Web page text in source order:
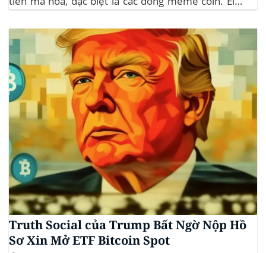
Government Efficiency) và chỉ trích dự luật “Big
Beautiful Bill” của Trump,...
Truth Social của Trump Bất Ngờ Nộp Hồ
Sơ Xin Mở ETF Bitcoin Spot